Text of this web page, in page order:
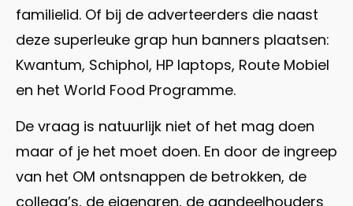
familielid. Of bij de adverteerders die naast
deze superleuke grap hun banners plaatsen:
Kwantum, Schiphol, HP laptops, Route Mobiel
en het World Food Programme.
De vraag is natuurlijk niet of het mag doen
maar of je het moet doen. En door de ingreep
van het OM ontsnappen de betrokken, de
collega’s, de eigenaren, de aandeelhouders